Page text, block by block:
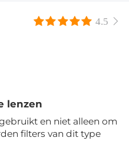
4.5
lenzen
en niet alleen om
filters van dit type